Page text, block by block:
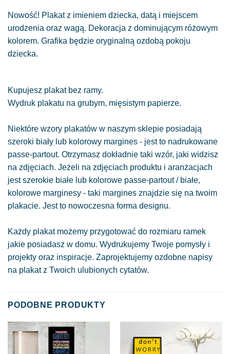
Nowość! Plakat z imieniem dziecka, datą i miejscem
urodzenia oraz wagą. Dekoracja z dominującym różowym
kolorem. Grafika będzie oryginalną ozdobą pokoju
dziecka.
Kupujesz plakat bez ramy.
Wydruk plakatu na grubym, mięsistym papierze.
Niektóre wzory plakatów w naszym sklepie posiadają
szeroki biały lub kolorowy margines - jest to nadrukowane
passe-partout. Otrzymasz dokładnie taki wzór, jaki widzisz
na zdjęciach. Jeżeli na zdjęciach produktu i aranżacjach
jest szerokie białe lub kolorowe passe-partout / białe,
kolorowe marginesy - taki margines znajdzie się na twoim
plakacie. Jest to nowoczesna forma designu.
Każdy plakat możemy przygotować do rozmiaru ramek
jakie posiadasz w domu. Wydrukujemy Twoje pomysły i
projekty oraz inspiracje. Zaprojektujemy ozdobne napisy
na plakat z Twoich ulubionych cytatów.
PODOBNE PRODUKTY